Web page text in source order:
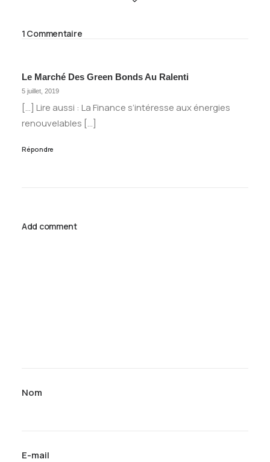
1 Commentaire
Le Marché Des Green Bonds Au Ralenti
5 juillet, 2019
[…] Lire aussi : La Finance s’intéresse aux énergies
renouvelables […]
Répondre
Add comment
Nom
E-mail